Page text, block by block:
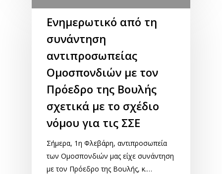
Ενημερωτικό από τη
συνάντηση
αντιπροσωπείας
Ομοσπονδιών με τον
Πρόεδρο της Βουλής
σχετικά με το σχέδιο
νόμου για τις ΣΣΕ
Σήμερα, 1η Φλεβάρη, αντιπροσωπεία
των Ομοσπονδιών μας είχε συνάντηση
με τον Πρόεδρο της Βουλής, κ.…